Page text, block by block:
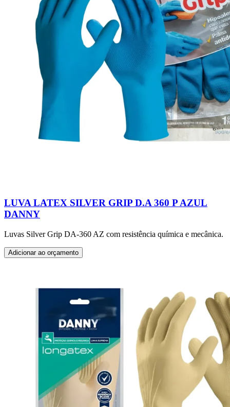
LUVA LATEX SILVER GRIP D.A 360 P AZUL
DANNY
Luvas Silver Grip DA-360 AZ com resistência química e mecânica.
Adicionar ao orçamento